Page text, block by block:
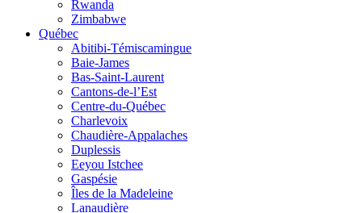
Rwanda
Zimbabwe
Québec
Abitibi-Témiscamingue
Baie-James
Bas-Saint-Laurent
Cantons-de-l’Est
Centre-du-Québec
Charlevoix
Chaudière-Appalaches
Duplessis
Eeyou Istchee
Gaspésie
Îles de la Madeleine
Lanaudière